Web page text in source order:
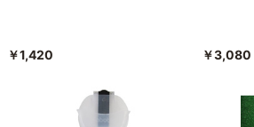
￥1,420 ￥3,080